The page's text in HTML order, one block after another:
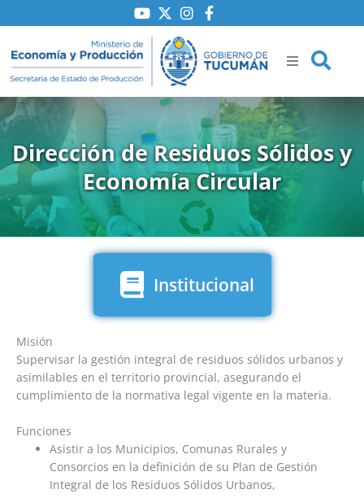
al
Dirección de Residuos Sólidos y
Economía Circular
Institucional
Misión
Supervisar la gestión integral de residuos sólidos urbanos y
asimilables en el territorio provincial, asegurando el
cumplimiento de la normativa legal vigente en la materia.
Funciones
Asistir a los Municipios, Comunas Rurales y
Consorcios en la definición de su Plan de Gestión
Integral de los Residuos Sólidos Urbanos,